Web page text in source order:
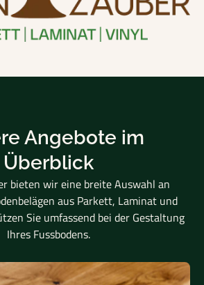
Angebote im
Überblick
bieten wir eine breite Auswahl an
aus Parkett, Laminat und
Sie umfassend bei der Gestaltung
Ihres Fussbodens.